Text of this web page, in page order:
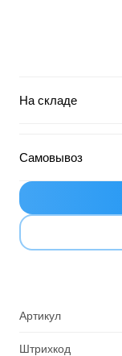
На складе
Самовывоз
Артикул
Штрихкод